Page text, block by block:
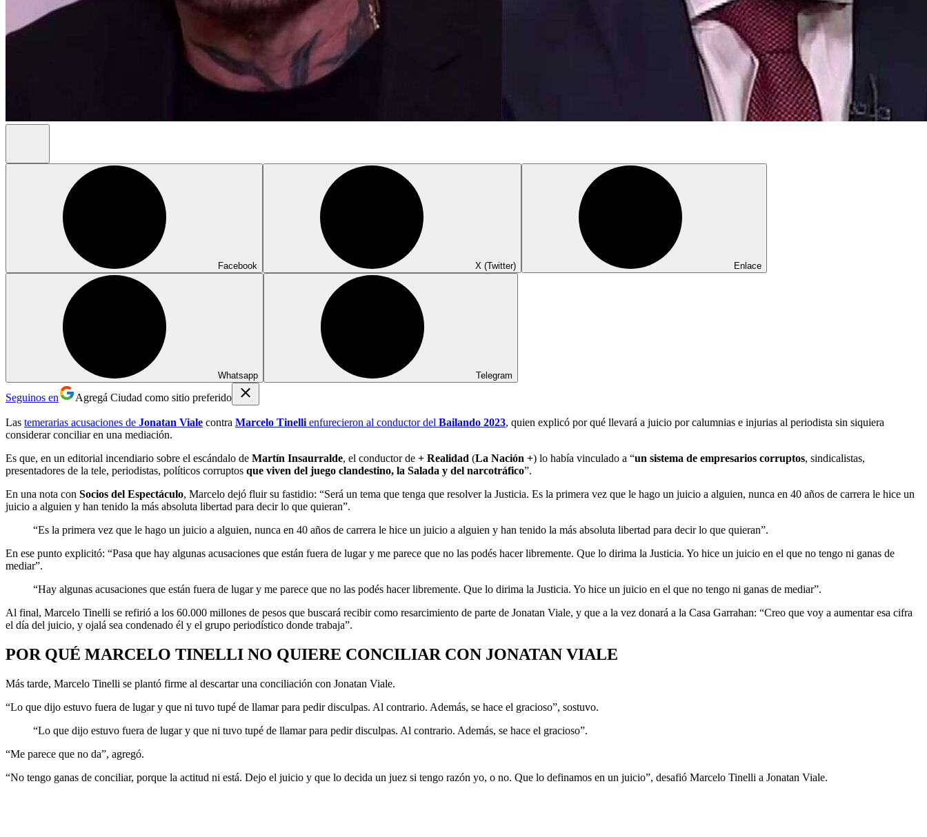
Facebook X (Twitter) Enlace
Whatsapp Telegram
Seguinos en Agregá Ciudad como sitio preferido
Las temerarias acusaciones de Jonatan Viale contra Marcelo Tinelli enfurecieron al conductor del Bailando 2023, quien explicó por qué llevará a juicio por calumnias e injurias al periodista sin siquiera
considerar conciliar en una mediación.
Es que, en un editorial incendiario sobre el escándalo de Martín Insaurralde, el conductor de + Realidad (La Nación +) lo había vinculado a “un sistema de empresarios corruptos, sindicalistas,
presentadores de la tele, periodistas, políticos corruptos que viven del juego clandestino, la Salada y del narcotráfico”.
En una nota con Socios del Espectáculo, Marcelo dejó fluir su fastidio: “Será un tema que tenga que resolver la Justicia. Es la primera vez que le hago un juicio a alguien, nunca en 40 años de carrera le hice un
juicio a alguien y han tenido la más absoluta libertad para decir lo que quieran”.
“Es la primera vez que le hago un juicio a alguien, nunca en 40 años de carrera le hice un juicio a alguien y han tenido la más absoluta libertad para decir lo que quieran”.
En ese punto explicitó: “Pasa que hay algunas acusaciones que están fuera de lugar y me parece que no las podés hacer libremente. Que lo dirima la Justicia. Yo hice un juicio en el que no tengo ni ganas de
mediar”.
“Hay algunas acusaciones que están fuera de lugar y me parece que no las podés hacer libremente. Que lo dirima la Justicia. Yo hice un juicio en el que no tengo ni ganas de mediar”.
Al final, Marcelo Tinelli se refirió a los 60.000 millones de pesos que buscará recibir como resarcimiento de parte de Jonatan Viale, y que a la vez donará a la Casa Garrahan: “Creo que voy a aumentar esa cifra
el día del juicio, y ojalá sea condenado él y el grupo periodístico donde trabaja”.
POR QUÉ MARCELO TINELLI NO QUIERE CONCILIAR CON JONATAN VIALE
Más tarde, Marcelo Tinelli se plantó firme al descartar una conciliación con Jonatan Viale.
“Lo que dijo estuvo fuera de lugar y que ni tuvo tupé de llamar para pedir disculpas. Al contrario. Además, se hace el gracioso”, sostuvo.
“Lo que dijo estuvo fuera de lugar y que ni tuvo tupé de llamar para pedir disculpas. Al contrario. Además, se hace el gracioso”.
“Me parece que no da”, agregó.
“No tengo ganas de conciliar, porque la actitud ni está. Dejo el juicio y que lo decida un juez si tengo razón yo, o no. Que lo definamos en un juicio”, desafió Marcelo Tinelli a Jonatan Viale.